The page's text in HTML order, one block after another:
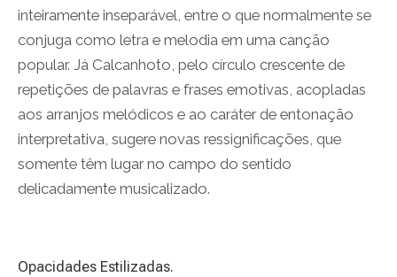
inteiramente inseparável, entre o que normalmente se
conjuga como letra e melodia em uma canção
popular. Já Calcanhoto, pelo círculo crescente de
repetições de palavras e frases emotivas, acopladas
aos arranjos melódicos e ao caráter de entonação
interpretativa, sugere novas ressignificações, que
somente têm lugar no campo do sentido
delicadamente musicalizado.
Opacidades Estilizadas.